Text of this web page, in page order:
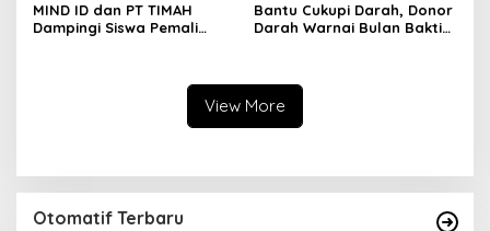
MIND ID dan PT TIMAH
Dampingi Siswa Pemali
Bantu Cukupi Darah, Donor
Darah Warnai Bulan Bakti
View More
Otomatif Terbaru